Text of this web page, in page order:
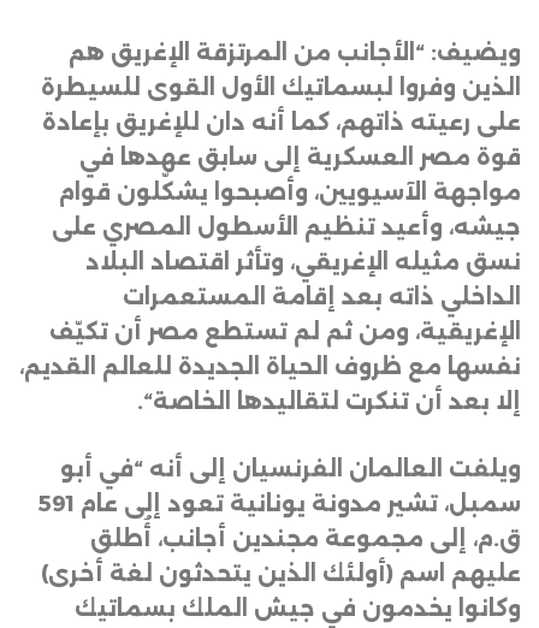
ويضيف: “الأجانب من المرتزقة الإغريق هم
الذين وفروا لبسماتيك الأول القوى للسيطرة
على رعيته ذاتهم، كما أنه دان للإغريق بإعادة
قوة مصر العسكرية إلى سابق عهدها في
مواجهة الآسيويين، وأصبحوا يشكّلون قوام
جيشه، وأعيد تنظيم الأسطول المصري على
نسق مثيله الإغريقي، وتأثر اقتصاد البلاد
الداخلي ذاته بعد إقامة المستعمرات
الإغريقية، ومن ثم لم تستطع مصر أن تكيّف
نفسها مع ظروف الحياة الجديدة للعالم القديم،
إلا بعد أن تنكرت لتقاليدها الخاصة“.
ويلفت العالمان الفرنسيان إلى أنه “في أبو
سمبل، تشير مدونة يونانية تعود إلى عام 591
ق.م، إلى مجموعة مجندين أجانب، أُطلق
عليهم اسم (أولئك الذين يتحدثون لغة أخرى)
وكانوا يخدمون في جيش الملك بسماتيك